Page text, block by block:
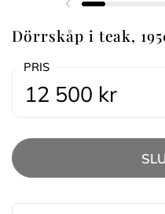
Föregående bild
Dörrskåp i teak,
PRIS
12 500 kr